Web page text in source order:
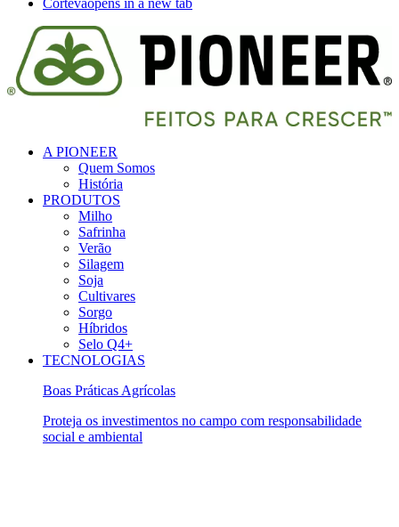
Cortevaopens in a new tab
A PIONEER
Quem Somos
História
PRODUTOS
Milho
Safrinha
Verão
Silagem
Soja
Cultivares
Sorgo
Híbridos
Selo Q4+
TECNOLOGIAS
Boas Práticas Agrícolas
Proteja os investimentos no campo com responsabilidade
social e ambiental